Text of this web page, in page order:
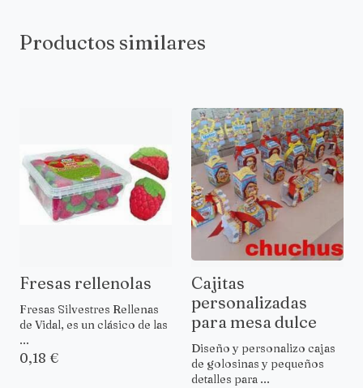
Productos similares
Fresas rellenolas
Fresas Silvestres Rellenas
de Vidal, es un clásico de las
...
0,18 €
Cajitas
personalizadas
para mesa dulce
Diseño y personalizo cajas
de golosinas y pequeños
detalles para ...